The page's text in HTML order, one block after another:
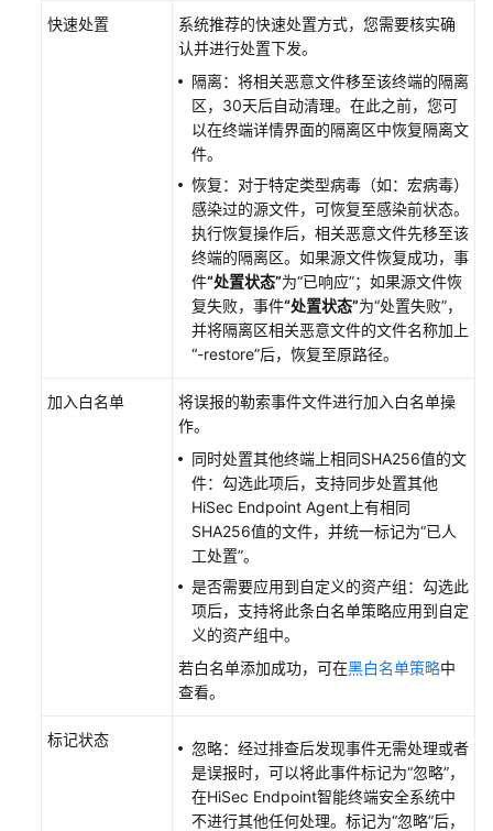
终
通
看
快速处置
系统推荐的快速处置方式，您需要核实确
认并进行处置下发。
隔离：将相关恶意文件移至该终端的隔离
区，30天后自动清理。在此之前，您可
以在终端详情界面的隔离区中恢复隔离文
件。
恢复：对于特定类型病毒（如：宏病毒）
感染过的源文件，可恢复至感染前状态。
执行恢复操作后，相关恶意文件先移至该
终端的隔离区。如果源文件恢复成功，事
件“处置状态”为“已响应”；如果源文件恢
复失败，事件“处置状态”为“处置失败”，
并将隔离区相关恶意文件的文件名称加上
“-restore”后，恢复至原路径。
加入白名单
将误报的勒索事件文件进行加入白名单操
作。
同时处置其他终端上相同SHA256值的文
件：勾选此项后，支持同步处置其他
HiSec Endpoint Agent 上有相同
SHA256值的文件，并统一标记为“已人
工处置”。
是否需要应用到自定义的资产组：勾选此
项后，支持将此条白名单策略应用到自定
义的资产组中。
若白名单添加成功，可在黑白名单策略中
查看。
标记状态
忽略：经过排查后发现事件无需处理或者
是误报时，可以将此事件标记为“忽略”，
在HiSec Endpoint智能终端安全系统中
不进行其他任何处理。标记为“忽略”后，